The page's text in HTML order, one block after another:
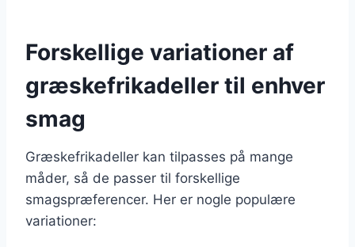
Forskellige variationer af
græskefrikadeller til enhver
smag
Græskefrikadeller kan tilpasses på mange
måder, så de passer til forskellige
smagspræferencer. Her er nogle populære
variationer: